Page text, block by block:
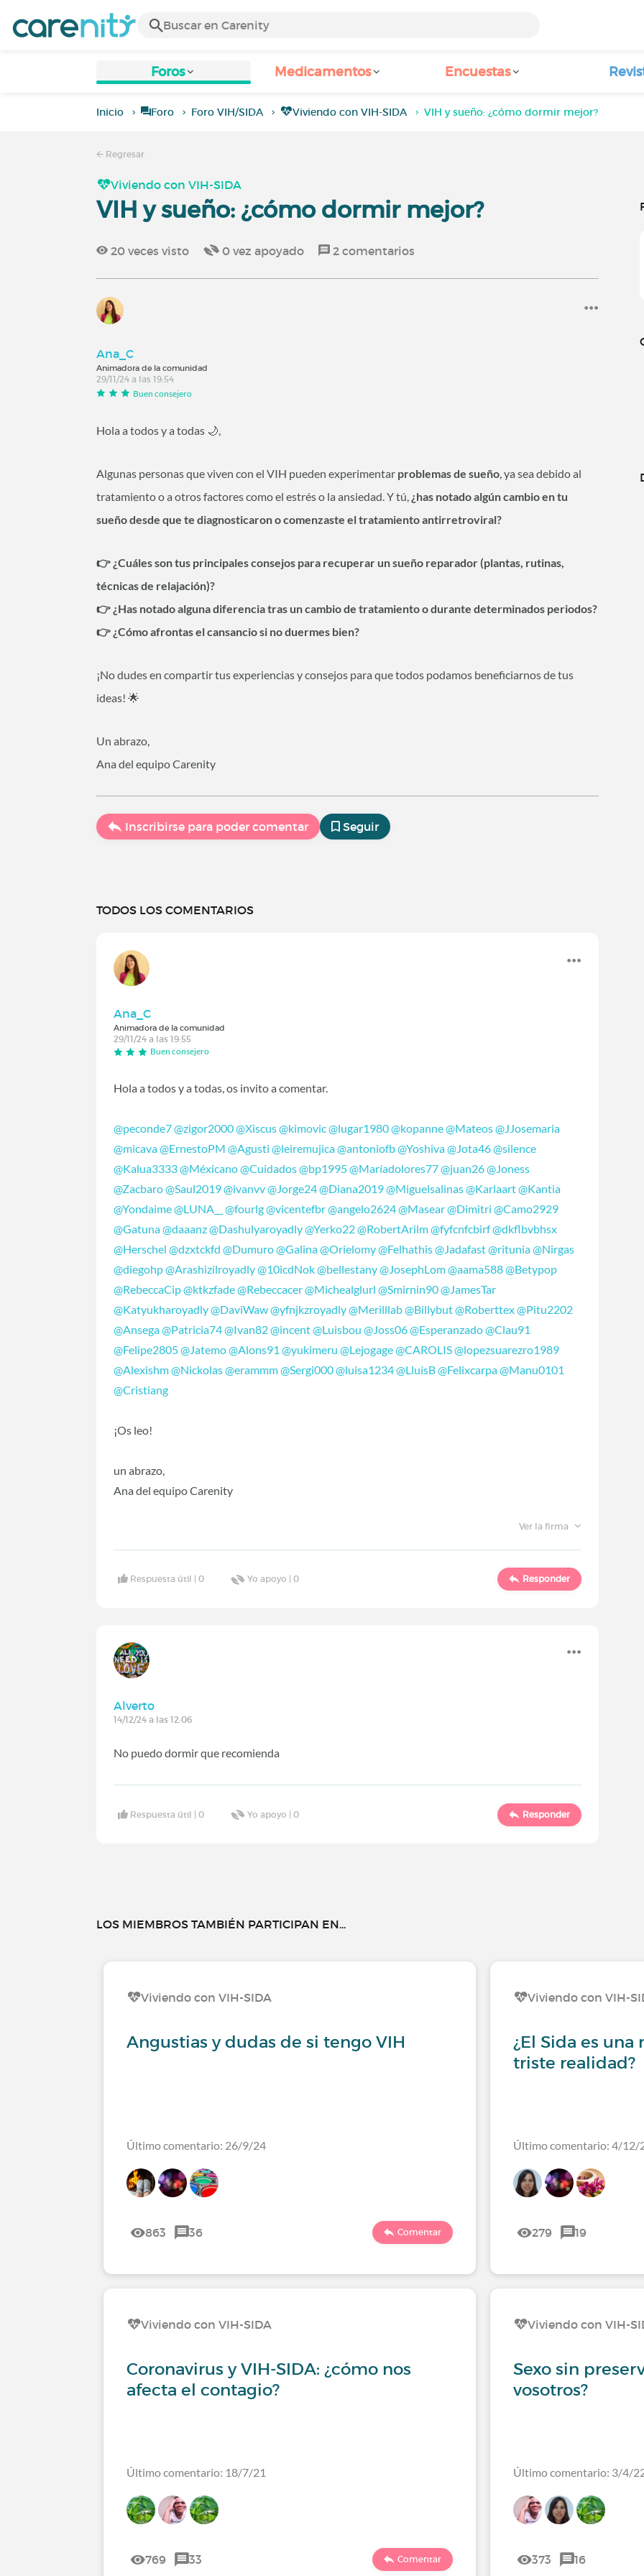
Foros Medicamentos Encuestas
Inicio Foro Foro VIH/SIDA Viviendo con VIH-SIDA VIH y sueño: ¿cómo dormir mejor?
Regresar
Viviendo con VIH-SIDA
VIH y sueño: ¿cómo dormir mejor?
20 veces visto 0 vez apoyado 2 comentarios
Ana_C
Animadora de la comunidad
29/11/24 a las 19:54
Buen consejero
Hola a todos y a todas 🌙,
Algunas personas que viven con el VIH pueden experimentar problemas de sueño, ya sea debido al
tratamiento o a otros factores como el estrés o la ansiedad. Y tú, ¿has notado algún cambio en tu
sueño desde que te diagnosticaron o comenzaste el tratamiento antirretroviral?
👉 ¿Cuáles son tus principales consejos para recuperar un sueño reparador (plantas, rutinas,
técnicas de relajación)?
👉 ¿Has notado alguna diferencia tras un cambio de tratamiento o durante determinados periodos?
👉 ¿Cómo afrontas el cansancio si no duermes bien?
¡No dudes en compartir tus experiencias y consejos para que todos podamos beneficiarnos de tus
ideas! 🌟
Un abrazo,
Ana del equipo Carenity
Inscribirse para poder comentar Seguir
TODOS LOS COMENTARIOS
Ana_C
Animadora de la comunidad
29/11/24 a las 19:55
Buen consejero
Hola a todos y a todas, os invito a comentar.
@peconde7@zigor2000@Xiscus@kimovic@lugar1980@kopanne@Mateos@JJosemaria
@micava@ErnestoPM @Agusti @leiremujica@antoniofb@Yoshiva@Jota46@silence
@Kalua3333@Méxicano@Cuidados@bp1995@Maríadolores77@juan26@Joness
@Zacbaro@Saul2019@ivanvv@Jorge24@Diana2019@Miguelsalinas@Karlaart@Kantia
@Yondaime@LUNA__ @fourlg@vicentefbr@angelo2624@Masear@Dimitri @Camo2929
@Gatuna@daaanz@Dashulyaroyadly@Yerko22@RobertArilm@fyfcnfcbirf@dkflbvbhsx
@Herschel @dzxtckfd @Dumuro@Galina@Orielomy@Felhathis@Jadafast@ritunia@Nirgas
@diegohp@Arashizilroyadly@10icdNok@bellestany@JosephLom@aama588@Betypop
@RebeccaCip@ktkzfade@Rebeccacer@Michealglurl @Smirnin90@JamesTar
@Katyukharoyadly@DaviWaw@yfnjkzroyadly@Merilllab@Billybut@Roberttex@Pitu2202
@Ansega@Patricia74@Ivan82@incent@Luisbou @Joss06@Esperanzado@Clau91
@Felipe2805@Jatemo@Alons91 @yukimeru @Lejogage@CAROLIS@lopezsuarezro1989
@Alexishm@Nickolas@erammm@Sergi000@luisa1234@LluísB@Felixcarpa@Manu0101
@Cristiang
¡Os leo!
un abrazo,
Ana del equipo Carenity
Ver la firma
Respuesta útil |0 Yo apoyo |0 Responder
Alverto
14/12/24 a las 12:06
No puedo dormir que recomienda
Respuesta útil |0 Yo apoyo |0 Responder
LOS MIEMBROS TAMBIÉN PARTICIPAN EN...
Viviendo con VIH-SIDA
Angustias y dudas de si tengo VIH
Último comentario: 26/9/24
863 36 Comentar
Viviendo con VIH-SIDA
Coronavirus y VIH-SIDA: ¿cómo nos
afecta el contagio?
Último comentario: 18/7/21
769 33 Comentar
Viviendo con VIH-
¿El Sida es
triste realidad?
Último comentario: 4/12/
279 19
Viviendo con VIH-
Sexo sin
vosotros?
Último comentario: 3/4/
373 16